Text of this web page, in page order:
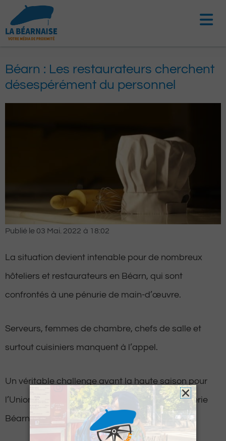
contenu
Béarn : Les restaurateurs cherchent
désespérément du personnel
Publié le 03 Mai. 2022 à 18:02
La situation devient intenable pour de nombreux
hôteliers et restaurateurs en Béarn, qui sont
confrontés à une pénurie de main-d’œuvre.
Serveurs, femmes de chambre, chefs de salle et
surtout cuisiniers manquent à l’appel.
Un véritable challenge avant la haute saison pour
l’Union des métiers et des industries de l’hôtellerie
Béarn et Soule.